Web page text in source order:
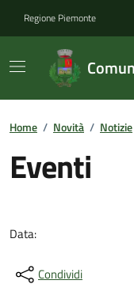
Regione Piemonte
Home / Novità / Notizie
Eventi
Data:
Condividi